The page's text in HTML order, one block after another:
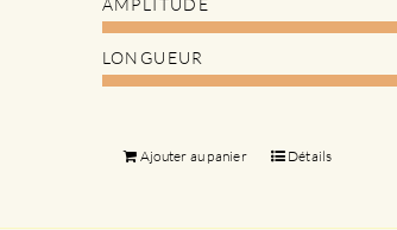
AMPLITUDE
LONGUEUR
Ajouter au panier Détails